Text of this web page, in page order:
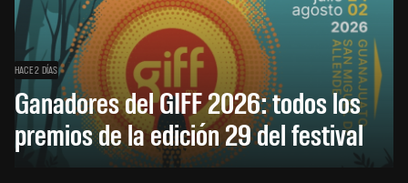
HACE 2 DÍAS
Ganadores del GIFF 2026: todos los
premios de la edición 29 del festival